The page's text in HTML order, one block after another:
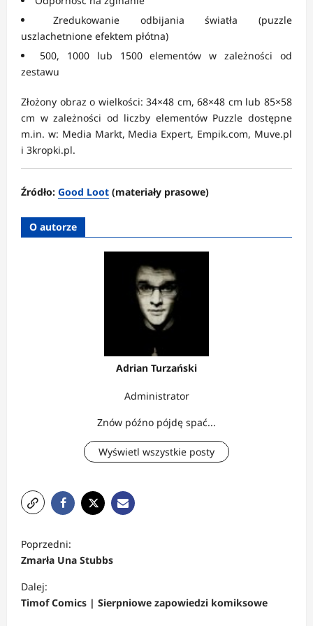
Zredukowanie odbijania światła (puzzle
uszlachetnione efektem płótna)
500, 1000 lub 1500 elementów w zależności od
zestawu
Złożony obraz o wielkości: 34×48 cm, 68×48 cm lub 85×58
cm w zależności od liczby elementów Puzzle dostępne
m.in. w: Media Markt, Media Expert, Empik.com, Muve.pl
i 3kropki.pl.
Źródło: Good Loot (materiały prasowe)
O autorze
Adrian Turzański
Administrator
Znów późno pójdę spać...
Wyświetl wszystkie posty
o
b
a
Poprzedni:
Zmarła Una Stubbs
Dalej:
Timof Comics | Sierpniowe zapowiedzi komiksowe